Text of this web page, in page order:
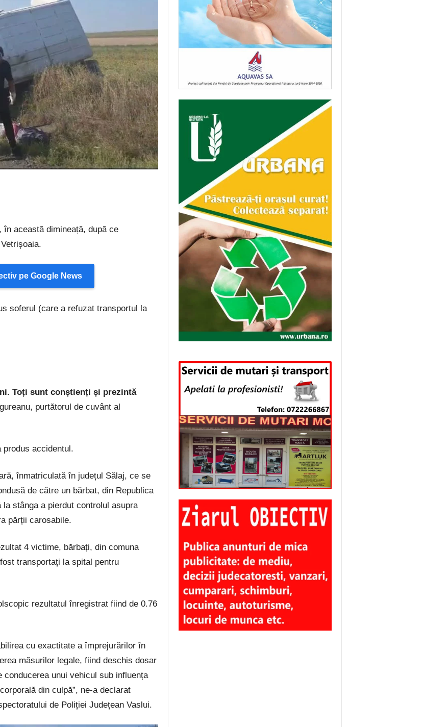
această dimineață, după ce
pe Google News
șoferul (care a refuzat transportul la
Toți sunt conștienți și prezintă
purtătorul de cuvânt al
accidentul.
înmatriculată în județul Sălaj, ce se
de către un bărbat, din Republica
stânga a pierdut controlul asupra
părții carosabile.
4 victime, bărbați, din comuna
transportați la spital pentru
rezultatul înregistrat fiind de 0.76
cu exactitate a împrejurărilor în
măsurilor legale, fiind deschis dosar
unui vehicul sub influența
din culpă”, ne-a declarat
de Poliției Județean Vaslui.